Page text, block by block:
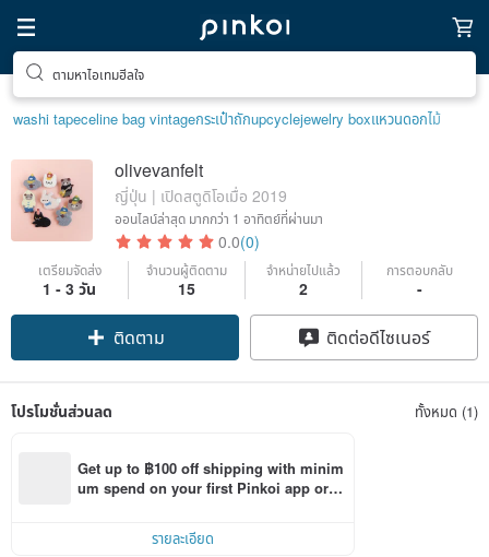
ตามหาไอเทมฮีลใจ
washi tapeceline bag vintageกระเป๋าถักupcyclejewelry boxแหวนดอกไม้
olivevanfelt
ญี่ปุ่น | เปิดสตูดิโอเมื่อ 2019
ออนไลน์ล่าสุด มากกว่า 1 อาทิตย์ที่ผ่านมา
0.0(0)
เตรียมจัดส่ง
1 - 3 วัน
จำนวนผู้ติดตาม
15
จำหน่ายไปแล้ว
2
การตอบกลับ
-
ติดตาม ติดต่อดีไซเนอร์
โปรโมชั่นส่วนลด ทั้งหมด (1)
Get up to ฿100 off shipping with minim
um spend on your first Pinkoi app orde
รายละเอียด